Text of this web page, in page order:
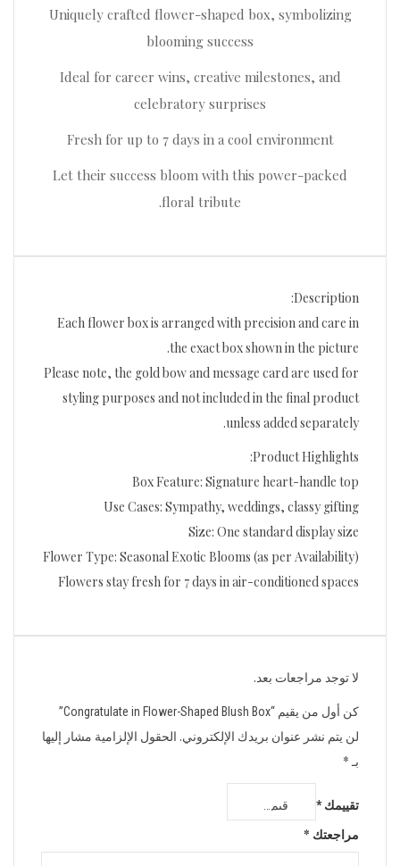
Uniquely crafted flower-shaped box, symbolizing
blooming success
Ideal for career wins, creative milestones, and
celebratory surprises
Fresh for up to 7 days in a cool environment
Let their success bloom with this power-packed
floral tribute.
Description:
Each flower box is arranged with precision and care in
the exact box shown in the picture.
Please note, the gold bow and message card are used for
styling purposes and not included in the final product
unless added separately.
Product Highlights:
Box Feature: Signature heart-handle top
Use Cases: Sympathy, weddings, classy gifting
Size: One standard display size
Flower Type: Seasonal Exotic Blooms (as per Availability)
Flowers stay fresh for 7 days in air-conditioned spaces
لا توجد مراجعات بعد.
كن أول من يقيم “Congratulate in Flower-Shaped Blush Box”
لن يتم نشر عنوان بريدك الإلكتروني. الحقول الإلزامية مشار إليها
بـ*
تقييمك*
مراجعتك *